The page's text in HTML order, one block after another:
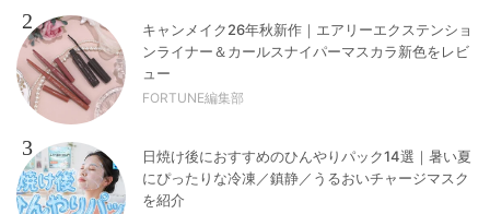
2
キャンメイク26年秋新作｜エアリーエクステンショ
ンライナー＆カールスナイパーマスカラ新色をレビ
ュー
FORTUNE編集部
3
日焼け後におすすめのひんやりパック14選｜暑い夏
にぴったりな冷凍／鎮静／うるおいチャージマスク
を紹介